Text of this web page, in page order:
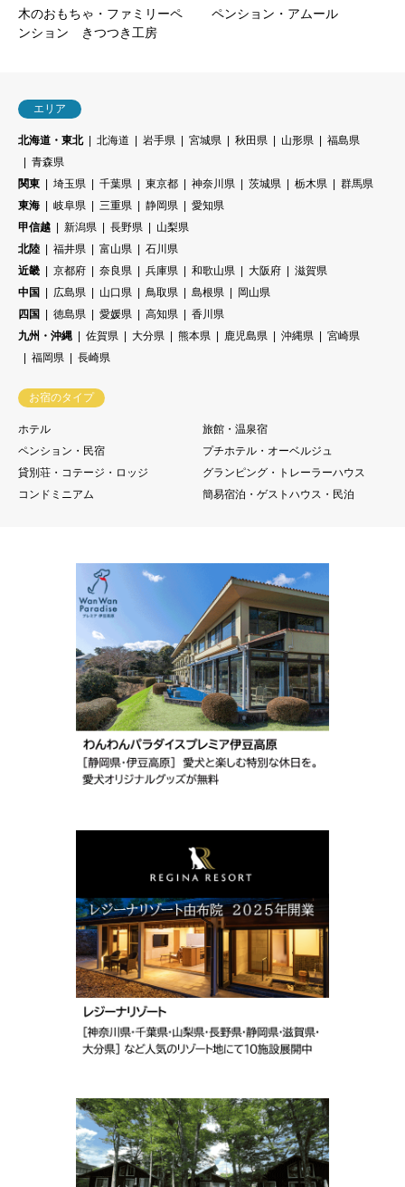
木のおもちゃ・ファミリーペ
ンション きつつき工房
ペンション・アムール
エリア
北海道・東北 北海道 岩手県 宮城県 秋田県 山形県
福島県
青森県
関東
埼玉県 千葉県 東京都 神奈川県 茨城県 栃木県
群馬県
東海
岐阜県 三重県 静岡県
愛知県
甲信越
新潟県 長野県
山梨県
北陸
福井県 富山県
石川県
近畿
京都府 奈良県 兵庫県 和歌山県 大阪府
滋賀県
中国
広島県 山口県 鳥取県 島根県
岡山県
四国
徳島県 愛媛県 高知県
香川県
九州・沖縄
佐賀県 大分県 熊本県 鹿児島県 沖縄県
宮崎県
福岡県
長崎県
お宿のタイプ
ホテル
旅館・温泉宿
ペンション・民宿
プチホテル・オーベルジュ
貸別荘・コテージ・ロッジ
グランピング・トレーラーハウス
コンドミニアム
簡易宿泊・ゲストハウス・民泊